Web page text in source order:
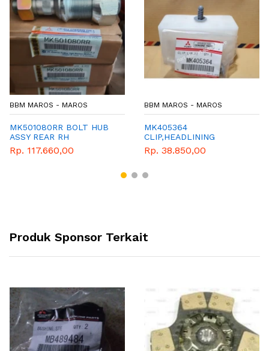
BBM MAROS - MAROS
MK501080RR BOLT HUB
ASSY REAR RH
Rp. 117.660,00
BBM MAROS - MAROS
MK405364
CLIP,HEADLINING
Rp. 38.850,00
Produk Sponsor Terkait